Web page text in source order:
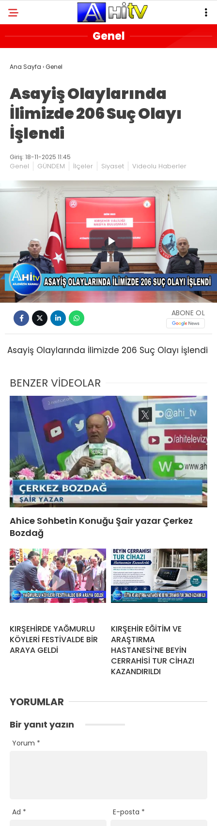
Genel
Ana Sayfa ›Genel
Asayiş Olaylarında
İlimizde 206 Suç Olayı
İşlendi
Giriş: 18-11-2025 11:45
Genel GÜNDEM İlçeler Siyaset Videolu Haberler
Play
Video
ABONE OL
Asayiş Olaylarında İlimizde 206 Suç Olayı İşlendi
BENZER VİDEOLAR
Ahice Sohbetin Konuğu Şair yazar Çerkez
Bozdağ
KIRŞEHİRDE YAĞMURLU
KÖYLERİ FESTİVALDE BİR
ARAYA GELDİ
KIRŞEHİR EĞİTİM VE
ARAŞTIRMA
HASTANESİ’NE BEYİN
CERRAHİSİ TUR CİHAZI
KAZANDIRILDI
YORUMLAR
Bir yanıt yazın
Yorum *
Ad * E-posta *